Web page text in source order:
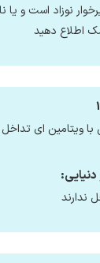
نوزاد است و یا
اطلاع دهید
با ویتامین ای تداخل
ندارند